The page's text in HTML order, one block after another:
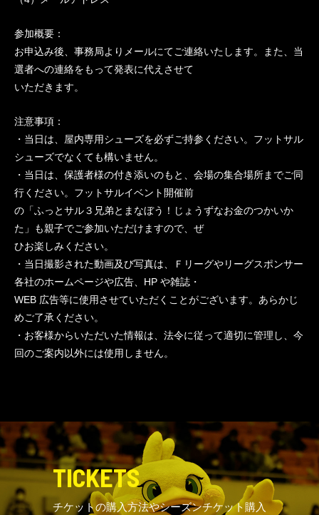
参加概要：
お申込み後、事務局よりメールにてご連絡いたします。また、当
選者への連絡をもって発表に代えさせて
いただきます。
注意事項：
・当日は、屋内専用シューズを必ずご持参ください。フットサル
シューズでなくても構いません。
・当日は、保護者様の付き添いのもと、会場の集合場所までご同
行ください。フットサルイベント開催前
の「ふっとサル３兄弟とまなぼう！じょうずなお金のつかいか
た」も親子でご参加いただけますので、ぜ
ひお楽しみください。
・当日撮影された動画及び写真は、Ｆリーグやリーグスポンサー
各社のホームページや広告、HP や雑誌・
WEB 広告等に使用させていただくことがございます。あらかじ
めご了承ください。
・お客様からいただいた情報は、法令に従って適切に管理し、今
回のご案内以外には使用しません。
TICKETS
チケットの購入方法やシーズンチケット購入